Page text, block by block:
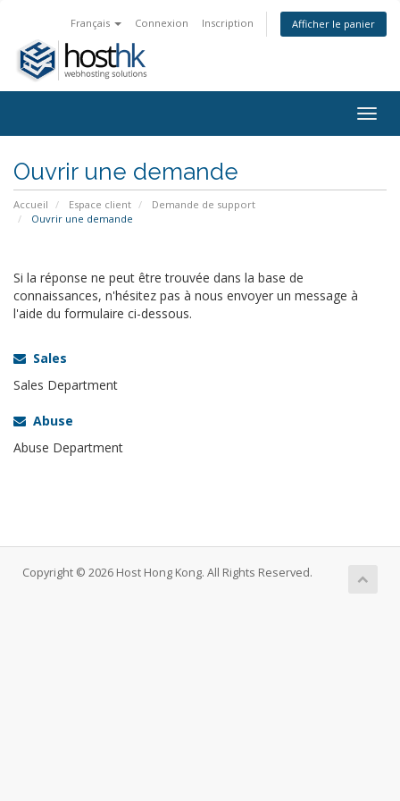
Français Connexion Inscription Afficher le panier
Ouvrir une demande
Accueil Espace client
Demande de support
Ouvrir une demande
Si la réponse ne peut être trouvée dans la base de
connaissances, n'hésitez pas à nous envoyer un message à
l'aide du formulaire ci-dessous.
Sales
Sales Department
Abuse
Abuse Department
Copyright © 2026 Host Hong Kong. All Rights Reserved.